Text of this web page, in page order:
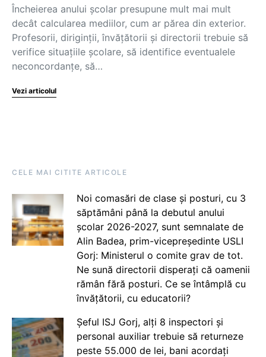
Încheierea anului școlar presupune mult mai mult
decât calcularea mediilor, cum ar părea din exterior.
Profesorii, diriginții, învățătorii și directorii trebuie să
verifice situațiile școlare, să identifice eventualele
neconcordanțe, să…
Vezi articolul
CELE MAI CITITE ARTICOLE
Noi comasări de clase și posturi, cu 3
săptămâni până la debutul anului
școlar 2026-2027, sunt semnalate de
Alin Badea, prim-vicepreședinte USLI
Gorj: Ministerul o comite grav de tot.
Ne sună directorii disperați că oamenii
rămân fără posturi. Ce se întâmplă cu
învățătorii, cu educatorii?
Șeful ISJ Gorj, alți 8 inspectori și
personal auxiliar trebuie să returneze
peste 55.000 de lei, bani acordați